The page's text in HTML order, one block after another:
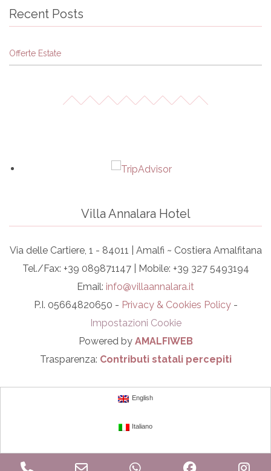
Recent Posts
Offerte Estate
Villa Annalara Hotel
Via delle Cartiere, 1 - 84011 | Amalfi ~ Costiera Amalfitana
Tel./Fax: +39 089871147 | Mobile: +39 327 5493194
Email: info@villaannalara.it
P.I. 05664820650 - Privacy & Cookies Policy-
Impostazioni Cookie
Powered by AMALFIWEB
Trasparenza: Contributi statali percepiti
WhatsApp Facebook
English
Italiano